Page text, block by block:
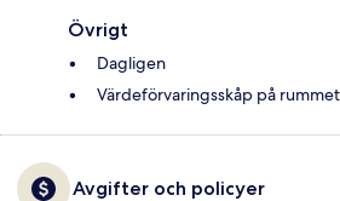
Övrigt
Dagligen
Värdeförvaringsskåp på rummet
Avgifter och policyer